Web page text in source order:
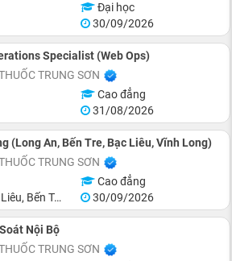
Đại học
30/09/2026
Specialist (Web Ops)
TRUNG SƠN
Cao đẳng
31/08/2026
(Long An, Bến Tre, Bạc Liêu, Vĩnh Long)
TRUNG SƠN
Cao đẳng
Tre, Long An
30/09/2026
Nội Bộ
TRUNG SƠN